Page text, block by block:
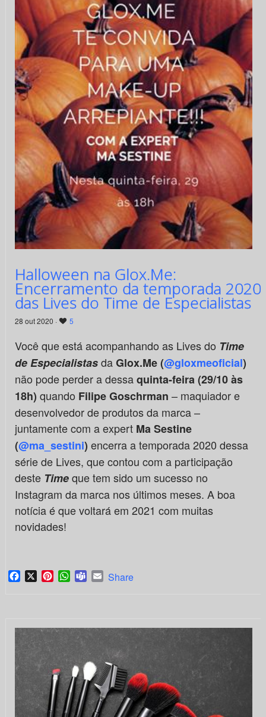
Halloween na Glox.Me:
Encerramento da temporada 2020
das Lives do Time de Especialistas
28 out 2020 · 5
Você que está acompanhando as Lives do Time
de EspecialistasdaGlox.Me (@gloxmeoficial)
não pode perder a dessaquinta-feira (29/10 às
18h) quando Filipe Goschrman – maquiador e
desenvolvedor de produtos da marca –
juntamente com a expert Ma Sestine
(@ma_sestini) encerra a temporada 2020 dessa
série de Lives, que contou com a participação
deste Timeque tem sido um sucesso no
Instagram da marca nos últimos meses. A boa
notícia é que voltará em 2021 com muitas
novidades!
Facebook
X PinterestWhatsApp
TeamsEmail
Share